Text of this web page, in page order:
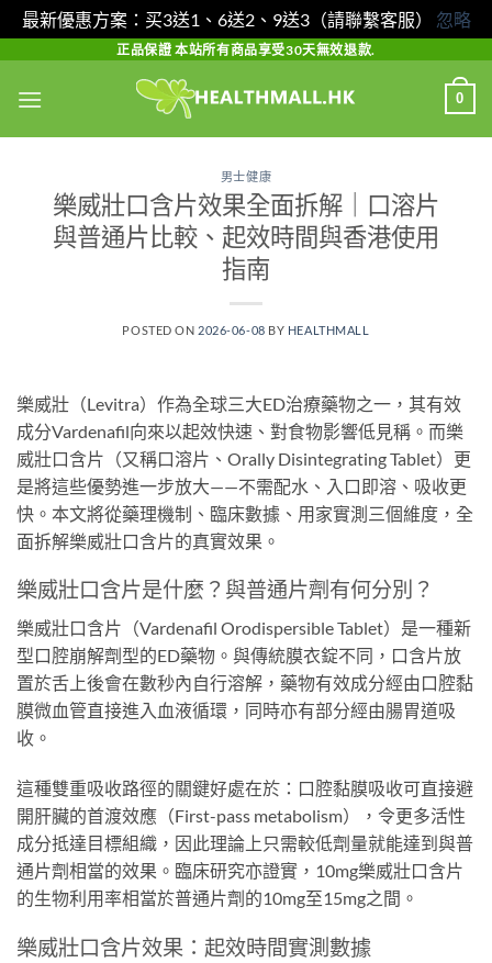
最新優惠方案：买3送1、6送2、9送3（請聯繫客服） 忽略
content
正品保證 本站所有商品享受30天無效退款.
0
男士健康
樂威壯口含片效果全面拆解｜口溶片
與普通片比較、起效時間與香港使用
指南
POSTED ON 2026-06-08 BY HEALTHMALL
樂威壯（Levitra）作為全球三大ED治療藥物之一，其有效
成分Vardenafil向來以起效快速、對食物影響低見稱。而樂
威壯口含片（又稱口溶片、Orally Disintegrating Tablet）更
是將這些優勢進一步放大——不需配水、入口即溶、吸收更
快。本文將從藥理機制、臨床數據、用家實測三個維度，全
面拆解樂威壯口含片的真實效果。
樂威壯口含片是什麼？與普通片劑有何分別？
樂威壯口含片（Vardenafil Orodispersible Tablet）是一種新
型口腔崩解劑型的ED藥物。與傳統膜衣錠不同，口含片放
置於舌上後會在數秒內自行溶解，藥物有效成分經由口腔黏
膜微血管直接進入血液循環，同時亦有部分經由腸胃道吸
收。
這種雙重吸收路徑的關鍵好處在於：口腔黏膜吸收可直接避
開肝臟的首渡效應（First-pass metabolism），令更多活性
成分抵達目標組織，因此理論上只需較低劑量就能達到與普
通片劑相當的效果。臨床研究亦證實，10mg樂威壯口含片
的生物利用率相當於普通片劑的10mg至15mg之間。
樂威壯口含片效果：起效時間實測數據